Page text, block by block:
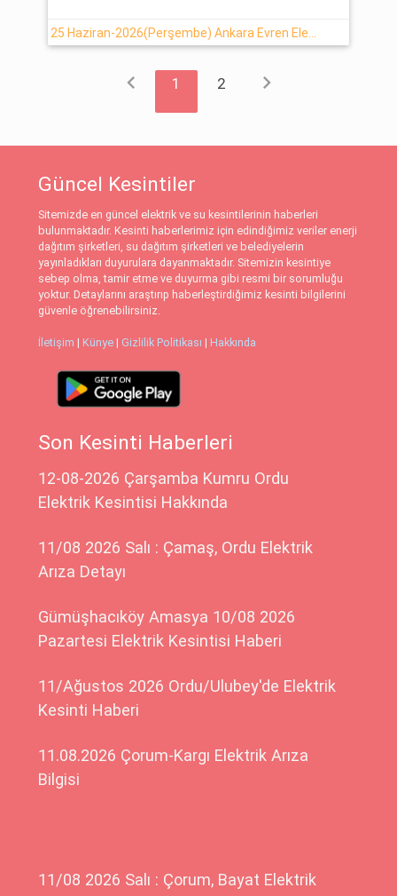
chevron_left 1 2 chevron_right
Güncel Kesintiler
Sitemizde en güncel elektrik ve su kesintilerinin haberleri
bulunmaktadır. Kesinti haberlerimiz için edindiğimiz veriler enerji
dağıtım şirketleri, su dağıtım şirketleri ve belediyelerin
yayınladıkları duyurulara dayanmaktadır. Sitemizin kesintiye
sebep olma, tamir etme ve duyurma gibi resmi bir sorumluğu
yoktur. Detaylarını araştırıp haberleştirdiğimiz kesinti bilgilerini
güvenle öğrenebilirsiniz.
İletişim | Künye | Gizlilik Politikası | Hakkında
Son Kesinti Haberleri
12-08-2026 Çarşamba Kumru Ordu
Elektrik Kesintisi Hakkında
11/08 2026 Salı : Çamaş, Ordu Elektrik
Arıza Detayı
Gümüşhacıköy Amasya 10/08 2026
Pazartesi Elektrik Kesintisi Haberi
11/Ağustos 2026 Ordu/Ulubey'de Elektrik
Kesinti Haberi
11.08.2026 Çorum-Kargı Elektrik Arıza
Bilgisi
11/08 2026 Salı : Çorum, Bayat Elektrik